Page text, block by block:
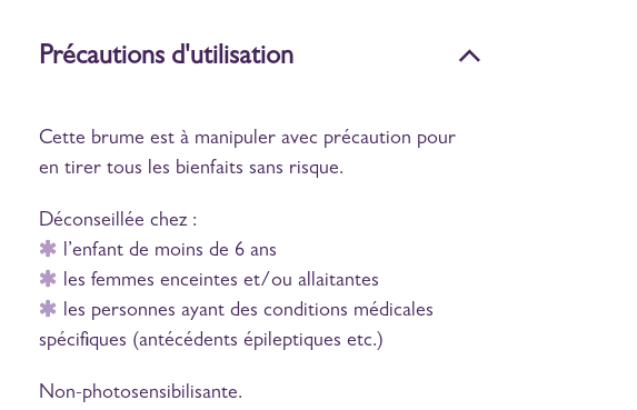
Précautions d'utilisation
Cette brume est à manipuler avec précaution pour
en tirer tous les bienfaits sans risque.
Déconseillée chez :
l’enfant de moins de 6 ans
les femmes enceintes et/ou allaitantes
les personnes ayant des conditions médicales
spécifiques (antécédents épileptiques etc.)
Non-photosensibilisante.